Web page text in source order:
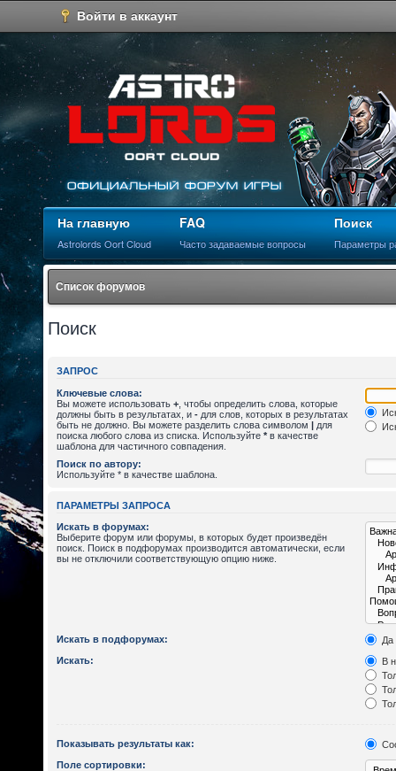
Войти в аккаунт
На главную
Astrolords Oort Cloud
FAQ
Часто задаваемые вопросы
Поиск
Параметры
Список форумов
Поиск
ЗАПРОС
Ключевые слова:
Вы можете использовать + , чтобы определить слова, которые
должны быть в результатах, и - для слов, которых в результатах
быть не должно. Вы можете разделить слова символом | для
поиска любого слова из списка. Используйте * в качестве
шаблона для частичного совпадения.
Поиск по автору:
Используйте * в качестве шаблона.
ПАРАМЕТРЫ ЗАПРОСА
Искать в форумах:
Выберите форум или форумы, в которых будет произведён
поиск. Поиск в подфорумах производится автоматически, если
вы не отключили соответствующую опцию ниже.
Искать в подфорумах:
Да
Искать:
В
Показывать результаты как:
Поле сортировки: